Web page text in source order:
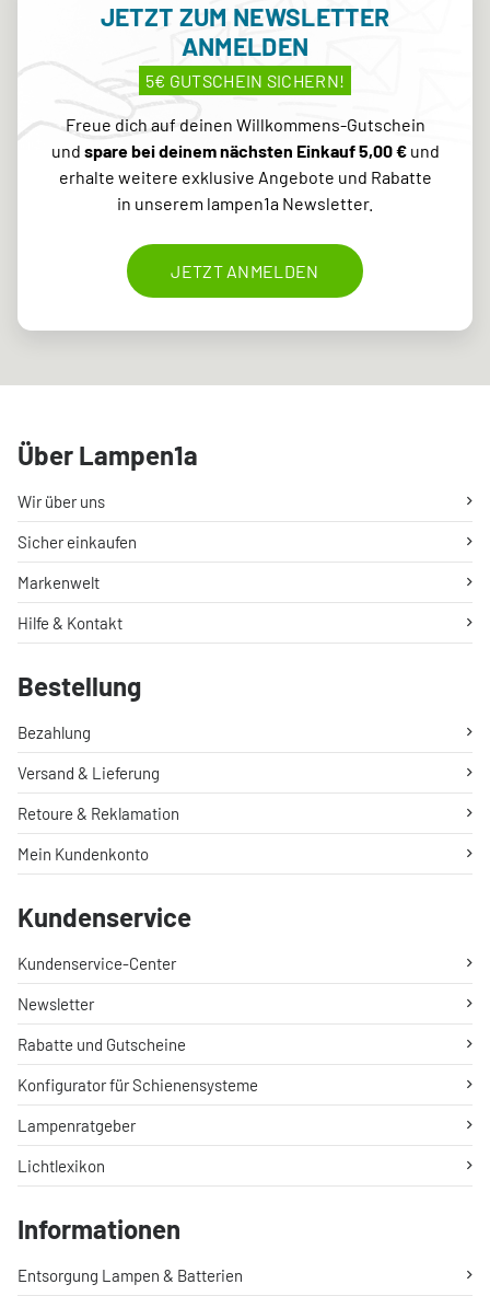
JETZT ZUM NEWSLETTER
ANMELDEN
5€ GUTSCHEIN SICHERN!
Freue dich auf deinen Willkommens-Gutschein
und spare bei deinem nächsten Einkauf 5,00 €und
erhalte weitere exklusive Angebote und Rabatte
in unserem lampen1a Newsletter.
JETZT ANMELDEN
Über Lampen1a
Wir über uns
Sicher einkaufen
Markenwelt
Hilfe & Kontakt
Bestellung
Bezahlung
Versand & Lieferung
Retoure & Reklamation
Mein Kundenkonto
Kundenservice
Kundenservice-Center
Newsletter
Rabatte und Gutscheine
Konfigurator für Schienensysteme
Lampenratgeber
Lichtlexikon
Informationen
Entsorgung Lampen & Batterien